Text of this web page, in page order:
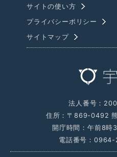
サイトの使い方
プライバシーポリシー
サイトマップ
法人番号：
住所：〒869-0492
開庁時間：午前8時
電話番号：0964-